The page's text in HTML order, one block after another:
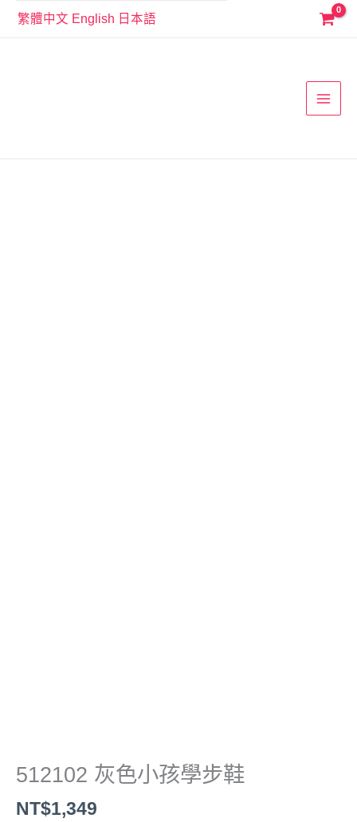
繁體中文 English 日本語
512102 灰色小孩學步鞋
NT$1,349